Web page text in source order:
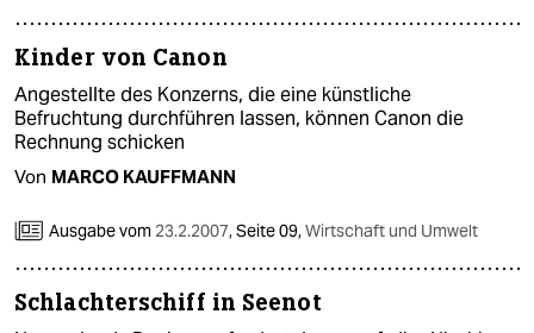
Kinder von Canon
Angestellte des Konzerns, die eine künstliche
Befruchtung durchführen lassen, können Canon die
Rechnung schicken
Von MARCO KAUFFMANN
Ausgabe vom 23.2.2007,Seite 09,Wirtschaft und Umwelt
Schlachterschiff in Seenot